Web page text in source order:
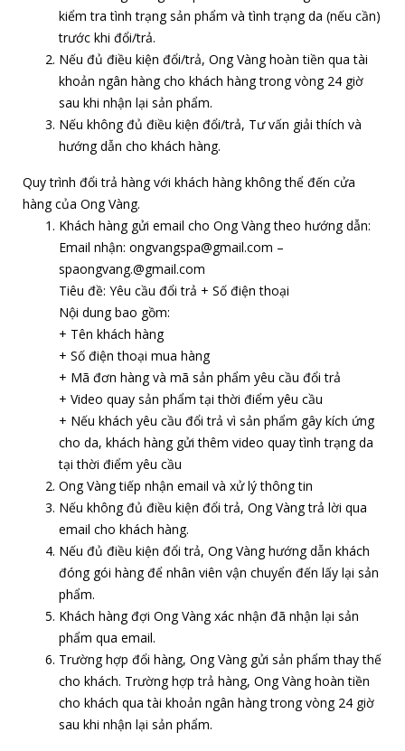
kiểm tra tình trạng sản phẩm và tình trạng da (nếu cần)
trước khi đổi/trả.
Nếu đủ điều kiện đổi/trả, Ong Vàng hoàn tiền qua tài
khoản ngân hàng cho khách hàng trong vòng 24 giờ
sau khi nhận lại sản phẩm.
Nếu không đủ điều kiện đổi/trả, Tư vấn giải thích và
hướng dẫn cho khách hàng.
Quy trình đổi trả hàng với khách hàng không thể đến cửa
hàng của Ong Vàng.
Khách hàng gửi email cho Ong Vàng theo hướng dẫn:
Email nhận: ongvangspa@gmail.com –
spaongvang.@gmail.com
Tiêu đề: Yêu cầu đổi trả + Số điện thoại
Nội dung bao gồm:
+ Tên khách hàng
+ Số điện thoại mua hàng
+ Mã đơn hàng và mã sản phẩm yêu cầu đổi trả
+ Video quay sản phẩm tại thời điểm yêu cầu
+ Nếu khách yêu cầu đổi trả vì sản phẩm gây kích ứng
cho da, khách hàng gửi thêm video quay tình trạng da
tại thời điểm yêu cầu
Ong Vàng tiếp nhận email và xử lý thông tin
Nếu không đủ điều kiện đổi trả, Ong Vàng trả lời qua
email cho khách hàng.
Nếu đủ điều kiện đổi trả, Ong Vàng hướng dẫn khách
đóng gói hàng để nhân viên vận chuyển đến lấy lại sản
phẩm.
Khách hàng đợi Ong Vàng xác nhận đã nhận lại sản
phẩm qua email.
Trường hợp đổi hàng, Ong Vàng gửi sản phẩm thay thế
cho khách. Trường hợp trả hàng, Ong Vàng hoàn tiền
cho khách qua tài khoản ngân hàng trong vòng 24 giờ
sau khi nhận lại sản phẩm.